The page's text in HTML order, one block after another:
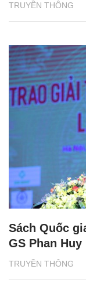
TRUYỀN THÔNG
TRUYỀN THÔNG
Sách Quốc
GS Phan